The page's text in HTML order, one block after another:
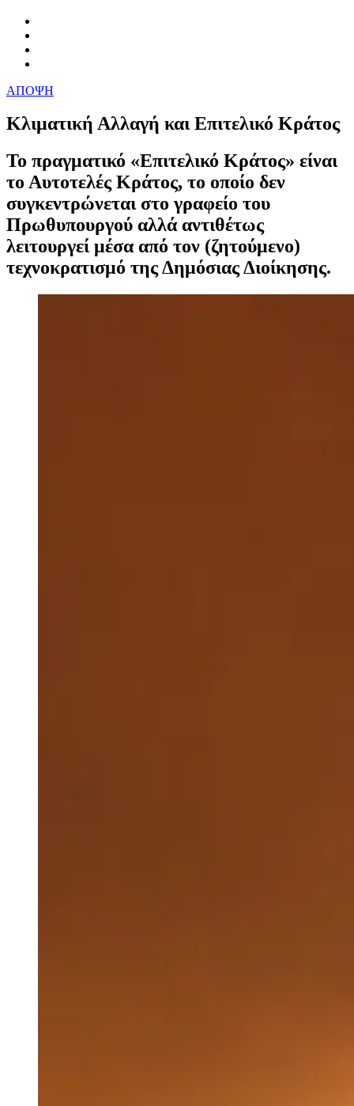
ΑΠΟΨΗ
Κλιματική Αλλαγή και Επιτελικό Κράτος
Το πραγματικό «Επιτελικό Κράτος» είναι
το Αυτοτελές Κράτος, το οποίο δεν
συγκεντρώνεται στο γραφείο του
Πρωθυπουργού αλλά αντιθέτως
λειτουργεί μέσα από τον (ζητούμενο)
τεχνοκρατισμό της Δημόσιας Διοίκησης.